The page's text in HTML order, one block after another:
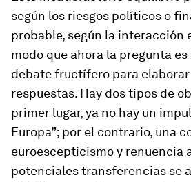
según los riesgos políticos o
probable, según la interacción
modo que ahora la pregunta
debate fructífero para
respuestas. Hay dos tipos de
primer lugar, ya no hay un
Europa”; por el contrario, una
euroescepticismo y renuencia
potenciales transferencias se